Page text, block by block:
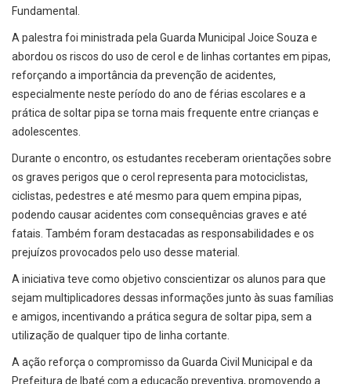
Fundamental.
A palestra foi ministrada pela Guarda Municipal Joice Souza e
abordou os riscos do uso de cerol e de linhas cortantes em pipas,
reforçando a importância da prevenção de acidentes,
especialmente neste período do ano de férias escolares e a
prática de soltar pipa se torna mais frequente entre crianças e
adolescentes.
Durante o encontro, os estudantes receberam orientações sobre
os graves perigos que o cerol representa para motociclistas,
ciclistas, pedestres e até mesmo para quem empina pipas,
podendo causar acidentes com consequências graves e até
fatais. Também foram destacadas as responsabilidades e os
prejuízos provocados pelo uso desse material.
A iniciativa teve como objetivo conscientizar os alunos para que
sejam multiplicadores dessas informações junto às suas famílias
e amigos, incentivando a prática segura de soltar pipa, sem a
utilização de qualquer tipo de linha cortante.
A ação reforça o compromisso da Guarda Civil Municipal e da
Prefeitura de Ibaté com a educação preventiva, promovendo a